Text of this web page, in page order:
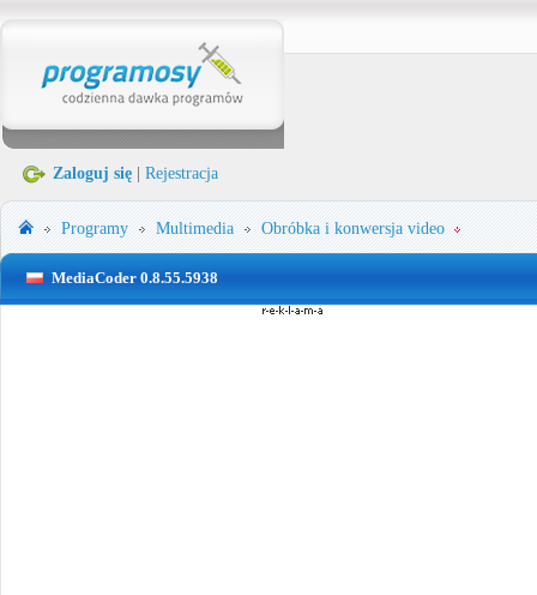
Zaloguj się Rejestracja
Programy Multimedia Obróbka i konwersja video
MediaCoder 0.8.55.5938